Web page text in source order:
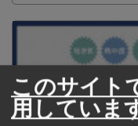
このサイト
用していま